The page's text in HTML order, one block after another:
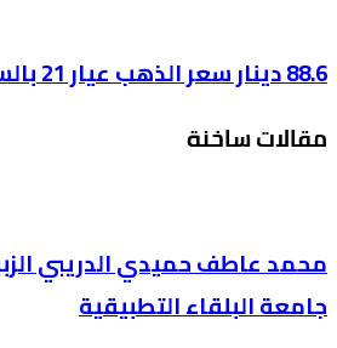
88.6 دينار سعر الذهب عيار 21 بالسوق المحلية
مقالات ساخنة
محمد عاطف حميدي الدريبي
جامعة البلقاء التطبيقية